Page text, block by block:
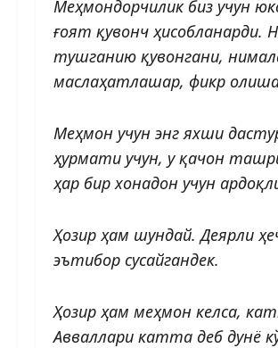
Меҳмондорчилик биз учун
ғоят қувонч ҳисобланарди.
тушганию қувонгани,
маслаҳатлашар, фикр
Меҳмон учун энг яхши
ҳурмати учун, у қачон
ҳар бир хонадон учун
Ҳозир ҳам шундай. Деярли
эътибор сусайгандек.
Ҳозир ҳам меҳмон келса,
Авваллари катта деб дунё